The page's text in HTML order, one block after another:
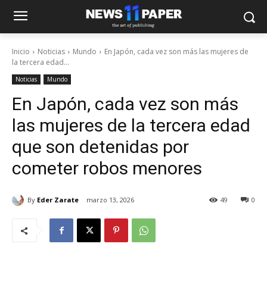
Inicio Noticias Mundo
En Japón, cada vez son más las mujeres de
la tercera edad...
Noticias Mundo
En Japón, cada vez son más
las mujeres de la tercera edad
que son detenidas por
cometer robos menores
By Eder Zarate marzo 13, 2026 0
49